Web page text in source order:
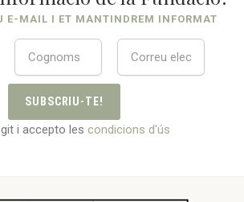
E-MAIL I ET MANTINDREM INFORMAT
SUBSCRIU-TE!
i accepto les condicions d'ús